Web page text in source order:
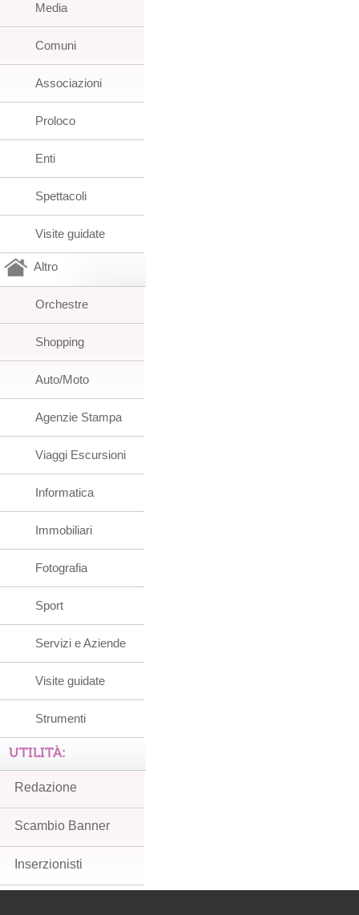
Media
Comuni
Associazioni
Proloco
Enti
Spettacoli
Visite guidate
Altro
Orchestre
Shopping
Auto/Moto
Agenzie Stampa
Viaggi Escursioni
Informatica
Immobiliari
Fotografia
Sport
Servizi e Aziende
Visite guidate
Strumenti
UTILITÀ:
Redazione
Scambio Banner
Inserzionisti